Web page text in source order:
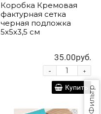
Фильтр
Коробка Кремовая
фактурная сетка
черная подложка
5х5х3,5 см
35.00руб.
+
-
Купить